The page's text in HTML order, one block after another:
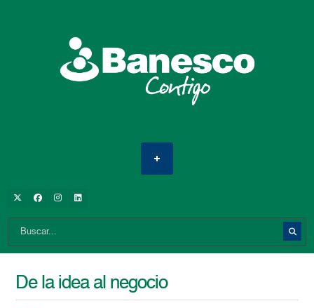
De la idea al negocio